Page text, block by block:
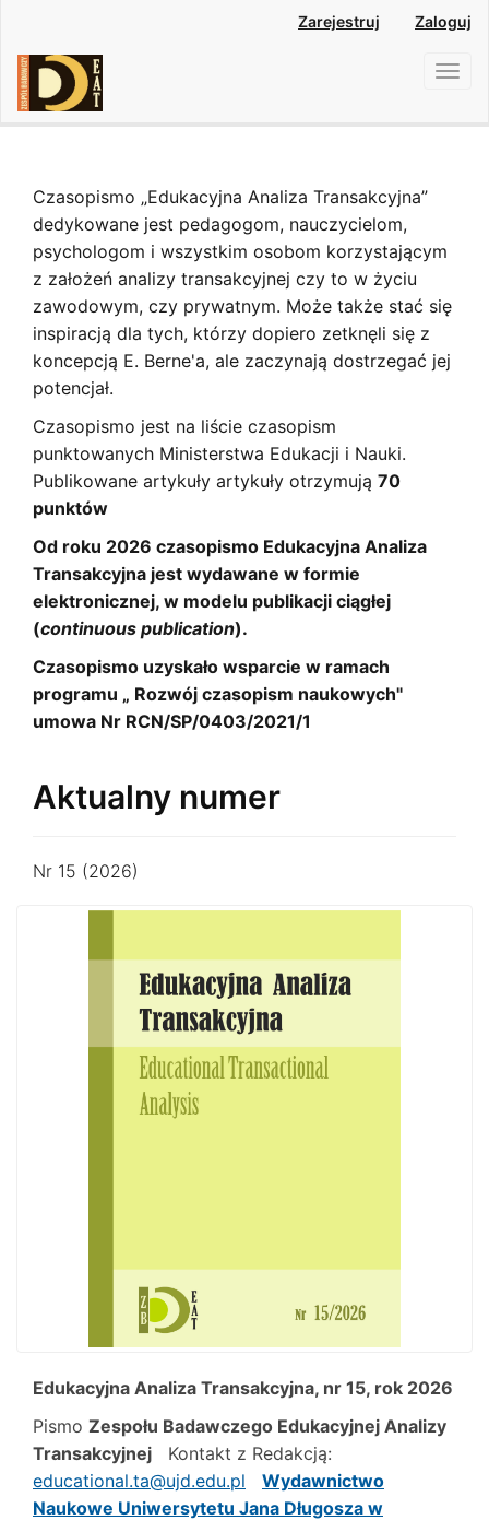
Main
Content
Sidebar
Zarejestruj Zaloguj
Czasopismo „Edukacyjna Analiza Transakcyjna”
dedykowane jest pedagogom, nauczycielom,
psychologom i wszystkim osobom korzystającym
z założeń analizy transakcyjnej czy to w życiu
zawodowym, czy prywatnym. Może także stać się
inspiracją dla tych, którzy dopiero zetknęli się z
koncepcją E. Berne'a, ale zaczynają dostrzegać jej
potencjał.
Czasopismo jest na liście czasopism
punktowanych Ministerstwa Edukacji i Nauki.
Publikowane artykuły artykuły otrzymują 70
punktów
Od roku 2026 czasopismo Edukacyjna Analiza
Transakcyjna jest wydawane w formie
elektronicznej, w modelu publikacji ciągłej
(continuous publication).
Czasopismo uzyskało wsparcie w ramach
programu „ Rozwój czasopism naukowych"
umowa Nr RCN/SP/0403/2021/1
Aktualny numer
Nr 15 (2026)
Edukacyjna Analiza Transakcyjna, nr 15, rok 2026
Pismo Zespołu Badawczego Edukacyjnej Analizy
Transakcyjnej Kontakt z Redakcją:
educational.ta@ujd.edu.pl
Wydawnictwo
Naukowe Uniwersytetu Jana Długosza w